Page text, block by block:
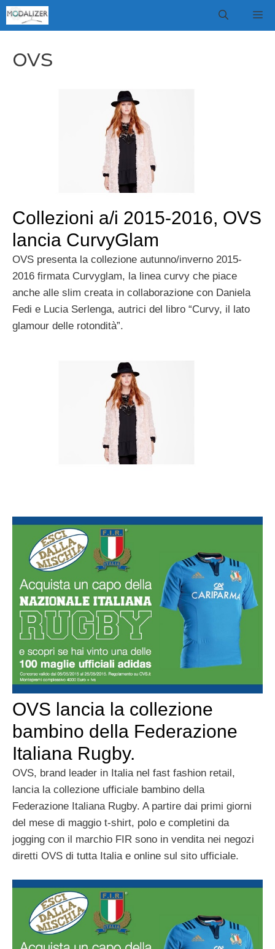
Vai
al
ovs
Collezioni a/i 2015-2016, OVS
lancia CurvyGlam
OVS presenta la collezione autunno/inverno 2015-
2016 firmata Curvyglam, la linea curvy che piace
anche alle slim creata in collaborazione con Daniela
Fedi e Lucia Serlenga, autrici del libro “Curvy, il lato
glamour delle rotondità”.
OVS lancia la collezione
bambino della Federazione
Italiana Rugby.
OVS, brand leader in Italia nel fast fashion retail,
lancia la collezione ufficiale bambino della
Federazione Italiana Rugby. A partire dai primi giorni
del mese di maggio t-shirt, polo e completini da
jogging con il marchio FIR sono in vendita nei negozi
diretti OVS di tutta Italia e online sul sito ufficiale.